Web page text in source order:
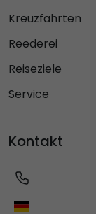
Kreuzfahrten
Reederei
Reiseziele
Service
Kontakt